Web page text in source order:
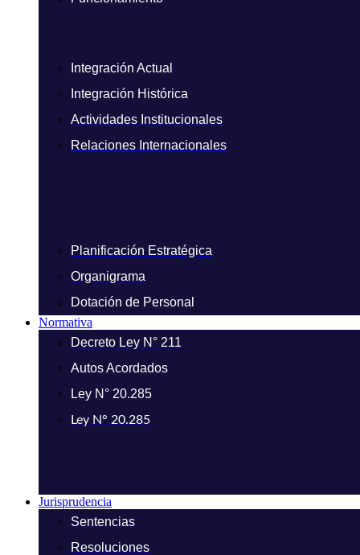
Integración Actual
Integración Histórica
Actividades Institucionales
Relaciones Internacionales
Planificación Estratégica
Organigrama
Dotación de Personal
Normativa
Decreto Ley N° 211
Autos Acordados
Ley N° 20.285
Ley N° 20.285
Jurisprudencia
Sentencias
Resoluciones